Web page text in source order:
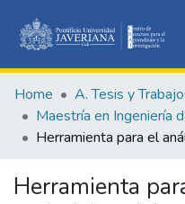
Home A. Tesis y
Herramienta